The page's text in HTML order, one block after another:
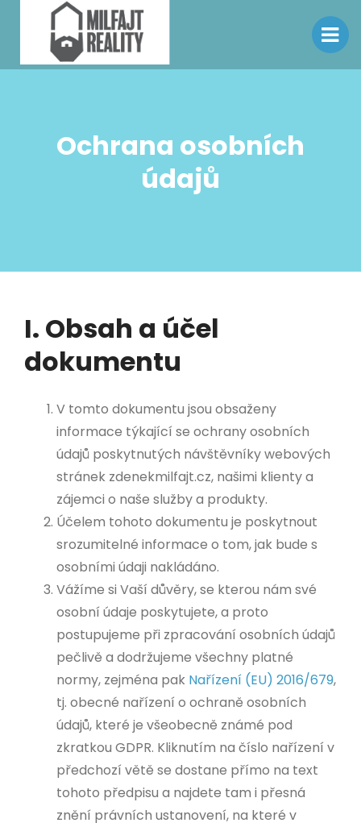
Ochrana osobních
údajů
I. Obsah a účel
dokumentu
V tomto dokumentu jsou obsaženy
informace týkající se ochrany osobních
údajů poskytnutých návštěvníky webových
stránek zdenekmilfajt.cz, našimi klienty a
zájemci o naše služby a produkty.
Účelem tohoto dokumentu je poskytnout
srozumitelné informace o tom, jak bude s
osobními údaji nakládáno.
Vážíme si Vaší důvěry, se kterou nám své
osobní údaje poskytujete, a proto
postupujeme při zpracování osobních údajů
pečlivě a dodržujeme všechny platné
normy, zejména pak Nařízení (EU) 2016/679,
tj. obecné nařízení o ochraně osobních
údajů, které je všeobecně známé pod
zkratkou GDPR. Kliknutím na číslo nařízení v
předchozí větě se dostane přímo na text
tohoto předpisu a najdete tam i přesná
znění právních ustanovení, na které v